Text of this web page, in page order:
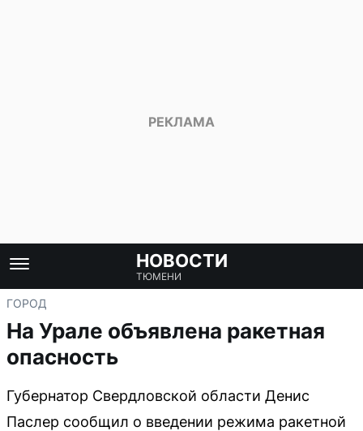
НОВОСТИ
ТЮМЕНИ
ГОРОД
На Урале объявлена ракетная
опасность
Губернатор Свердловской области Денис
Паслер сообщил о введении режима ракетной